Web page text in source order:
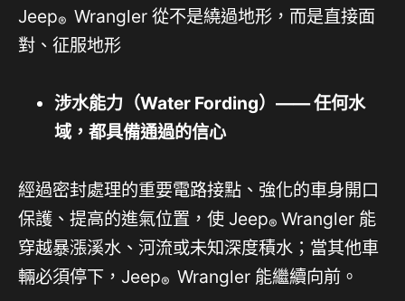
Jeep® Wrangler 從不是繞過地形，而是直接面
對、征服地形
涉水能力（Water Fording） ——任何水
域，都具備通過的信心
經過密封處理的重要電路接點、強化的車身開口
保護、提高的進氣位置，使 Jeep® Wrangler 能
穿越暴漲溪水、河流或未知深度積水；當其他車
輛必須停下，Jeep® Wrangler 能繼續向前。